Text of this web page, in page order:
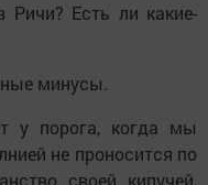
Ричи? Есть ли какие-
минусы.
у порога, когда мы
не проносится по